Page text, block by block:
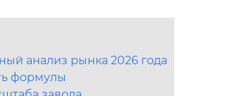
анализ рынка 2026 года
формулы